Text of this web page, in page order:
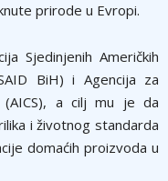
prirode u Evropi.
Sjedinjenih Američkih
BiH) i Agencija za
(AICS), a cilj mu je da
i životnog standarda
domaćih proizvoda u